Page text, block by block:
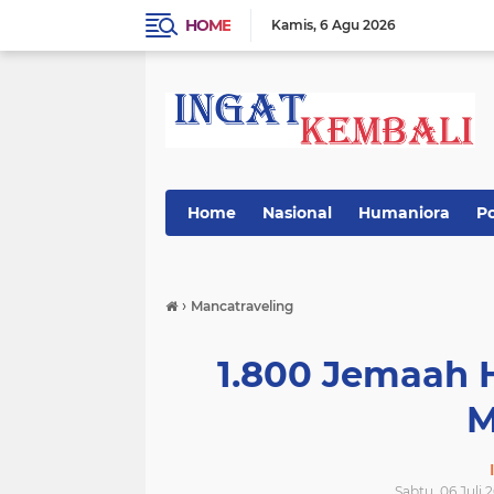
HOME Kamis 6 Agu 2026
Home Nasional Humaniora
› Mancatraveling
1.800 Jemaah